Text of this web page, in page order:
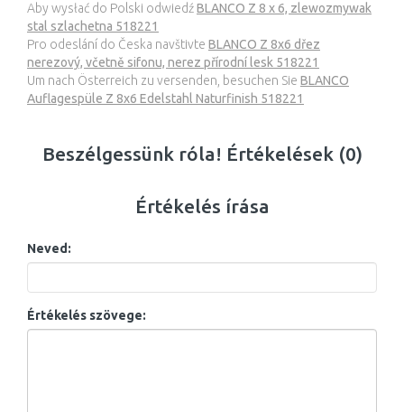
Aby wysłać do Polski odwiedźBLANCO Z 8 x 6, zlewozmywak
stal szlachetna 518221
Pro odeslání do Česka navštivte BLANCO Z 8x6 dřez
nerezový, včetně sifonu, nerez přírodní lesk 518221
Um nach Österreich zu versenden, besuchen Sie BLANCO
Auflagespüle Z 8x6 Edelstahl Naturfinish 518221
Beszélgessünk róla! Értékelések (0)
Értékelés írása
Neved:
Értékelés szövege: